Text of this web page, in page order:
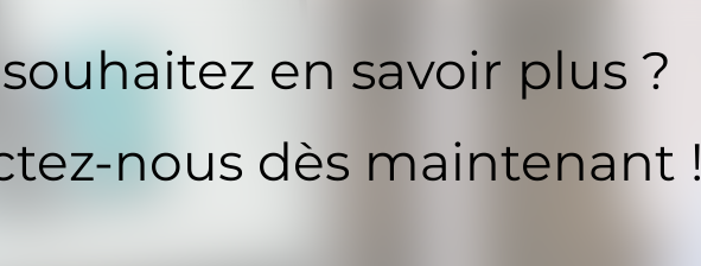
en savoir plus ?
nous dès maintenant !